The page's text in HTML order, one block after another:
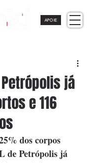
APOIE
já
e 116
dos corpos
de Petrópolis já